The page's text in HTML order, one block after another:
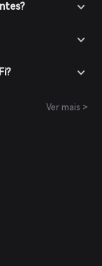
Ver mais >